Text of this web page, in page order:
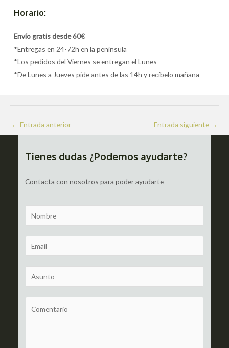
Horario:
Envío gratis desde 60€
*Entregas en 24-72h en la península
*Los pedidos del Viernes se entregan el Lunes
*De Lunes a Jueves pide antes de las 14h y recíbelo mañana
Navegación
de
← Entrada anterior Entrada siguiente →
Tienes dudas ¿Podemos ayudarte?
Contacta con nosotros para poder ayudarte
a
m
m
a
u
b